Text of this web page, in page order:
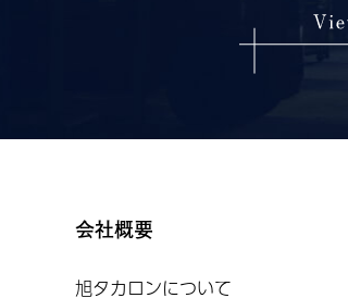
会社概要
旭タカロンについて